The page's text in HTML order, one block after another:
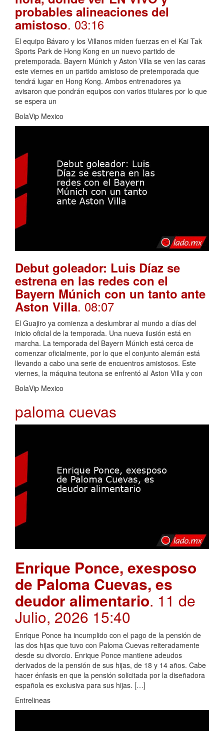
probables alineaciones del
amistoso. 03:16
El equipo Bávaro y los Villanos miden fuerzas en el Kai Tak
Sports Park de Hong Kong en un nuevo partido de
pretemporada. Bayern Múnich y Aston Villa se ven las caras
este viernes en un partido amistoso de pretemporada que
tendrá lugar en Hong Kong. Ambos entrenadores ya
avisaron que pondrán equipos con varios titulares por lo que
se espera un
BolaVip Mexico
Debut goleador: Luis Díaz se
estrena en las redes con el
Bayern Múnich con un tanto ante
Aston Villa. 08:07
El Guajiro ya comienza a deslumbrar al mundo a días del
inicio oficial de la temporada. Una nueva ilusión está en
marcha. La temporada del Bayern Múnich está cerca de
comenzar oficialmente, por lo que el conjunto alemán está
llevando a cabo una serie de encuentros amistosos. Este
viernes, la máquina teutona se enfrentó al Aston Villa y con
BolaVip Mexico
paloma cuevas
Enrique Ponce, exesposo
de Paloma Cuevas, es
deudor alimentario. 11 de
Julio, 2026 15:40
Enrique Ponce ha incumplido con el pago de la pensión de
las dos hijas que tuvo con Paloma Cuevas reiteradamente
desde su divorcio. Enrique Ponce mantiene adeudos
derivados de la pensión de sus hijas, de 18 y 14 años. Cabe
hacer énfasis en que la pensión solicitada por la diseñadora
española es exclusiva para sus hijas. […]
Entrelineas